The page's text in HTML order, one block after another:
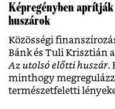
Képregényben
huszárok
Közösségi
Bánk és Tuli Krisztián
Az utolsó előtti huszár.
minthogy
természetfeletti